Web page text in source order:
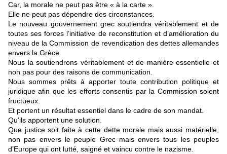
Car, la morale ne peut pas être « à la carte ».
Elle ne peut pas dépendre des circonstances.
Le nouveau gouvernement grec soutiendra véritablement et de
toutes ses forces l’initiative de reconstitution et d’amélioration du
niveau de la Commission de revendication des dettes allemandes
envers la Grèce.
Nous la soutiendrons véritablement et de manière essentielle et
non pas pour des raisons de communication.
Nous sommes prêts à apporter toute contribution politique et
juridique afin que les efforts consentis par la Commission soient
fructueux.
Et portent un résultat essentiel dans le cadre de son mandat.
Qu’ils apportent une solution.
Que justice soit faite à cette dette morale mais aussi matérielle,
non pas envers le peuple Grec mais envers tous les peuples
d’Europe qui ont lutté, saigné et vaincu contre le nazisme.